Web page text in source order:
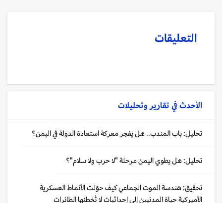
التعليقات
الأحدث في تقارير وتحليلات
تحليل: باب المندب.. هل يفجر معركة استعادة الدولة في اليمن؟
تحليل: هل يطوي اليمن مرحلة "لا حرب ولا سلام"؟
تحقيق: هندسة الموت الجماعي كيف حوّلت الأنماط العسكرية
الأميركية حياة المدنيين إلى إحداثيات لا تُخطئها الطائرات